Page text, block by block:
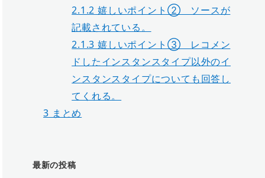
2.1.2 嬉しいポイント② ソースが
記載されている。
2.1.3 嬉しいポイント③ レコメン
ドしたインスタンスタイプ以外のイ
ンスタンスタイプについても回答し
てくれる。
3 まとめ
最新の投稿